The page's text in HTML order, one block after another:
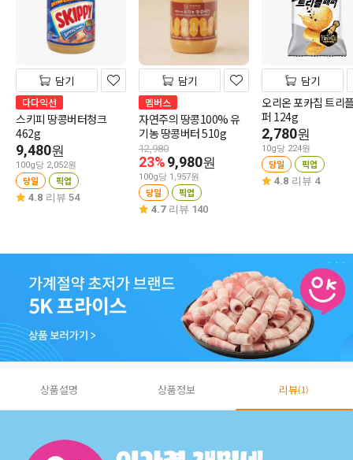
담기
다다익선
스키피 땅콩버터청크
462g
9,480원
100g당 2,052원
당일 픽업
4.8 리뷰 54
담기
멤버스
자연주의 땅콩100% 유
기농 땅콩버터 510g
12,980
23%9,980원
100g당 1,957원
당일 픽업
4.7 리뷰 140
담기
오리온 포카칩 트리
퍼 124g
2,780원
10g당 224원
당일 픽업
4.8 리뷰 4
상품설명 상품정보 리뷰(1)